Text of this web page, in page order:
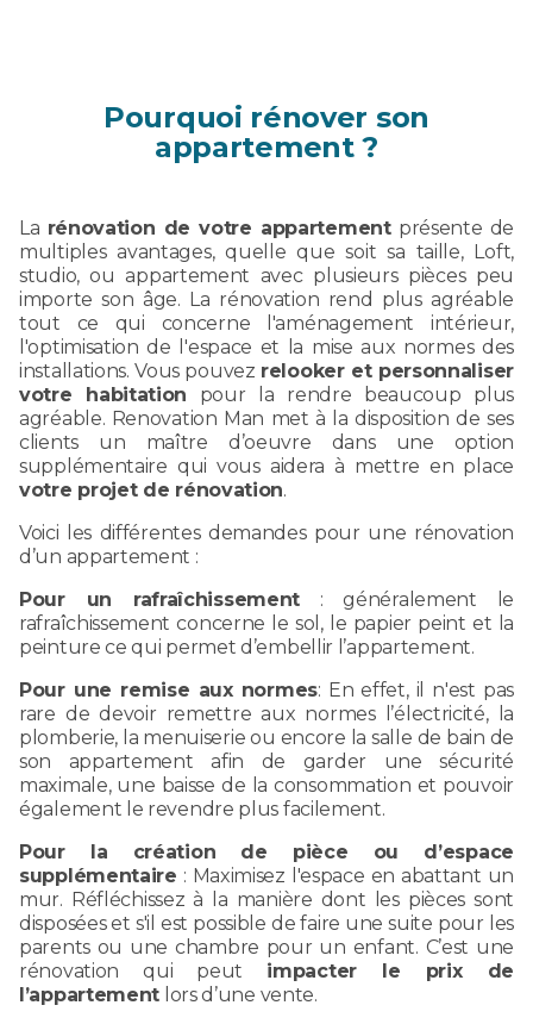
Pourquoi rénover son
appartement ?
La rénovation de votre appartementprésente de
multiples avantages, quelle que soit sa taille, Loft,
studio, ou appartement avec plusieurs pièces peu
importe son âge. La rénovation rend plus agréable
tout ce qui concerne l'aménagement intérieur,
l'optimisation de l'espace et la mise aux normes des
installations. Vous pouvez relooker et personnaliser
votre habitation pour la rendre beaucoup plus
agréable. Renovation Man met à la disposition de ses
clients un maître d’oeuvre dans une option
supplémentaire qui vous aidera à mettre en place
votre projet de rénovation.
Voici les différentes demandes pour une rénovation
d’un appartement :
Pour un rafraîchissement : généralement le
rafraîchissement concerne le sol, le papier peint et la
peinture ce qui permet d’embellir l’appartement.
Pour une remise aux normes: En effet, il n'est pas
rare de devoir remettre aux normes l’électricité, la
plomberie, la menuiserie ou encore la salle de bain de
son appartement afin de garder une sécurité
maximale, une baisse de la consommation et pouvoir
également le revendre plus facilement.
Pour la création de pièce ou d’espace
supplémentaire : Maximisez l'espace en abattant un
mur. Réfléchissez à la manière dont les pièces sont
disposées et s'il est possible de faire une suite pour les
parents ou une chambre pour un enfant. C’est une
rénovation qui peut impacter le prix de
l’appartement lors d’une vente.